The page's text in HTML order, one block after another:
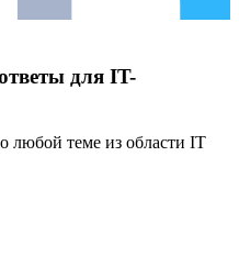
для IT-
любой теме из области IT